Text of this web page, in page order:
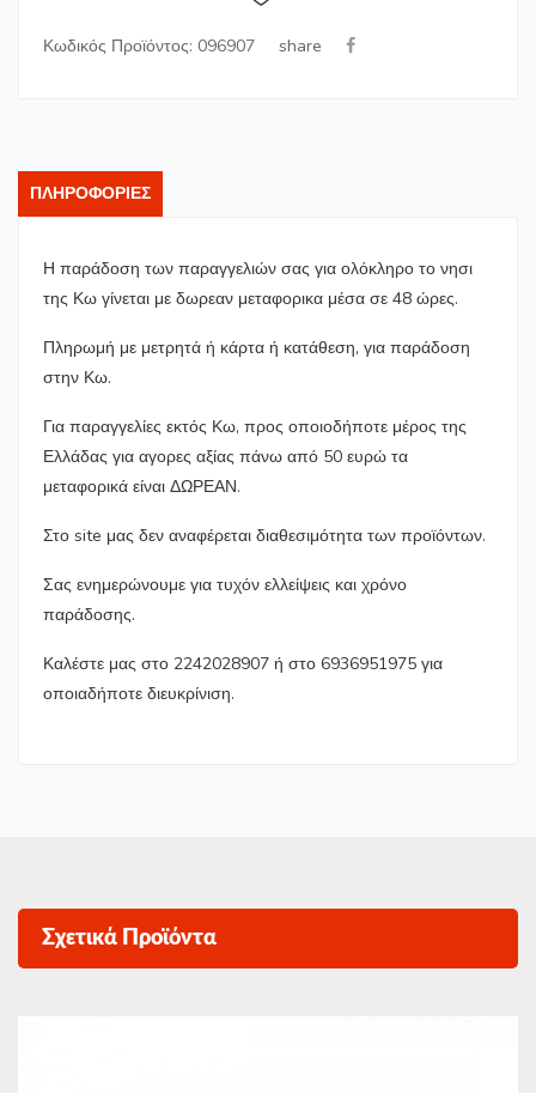
Κωδικός Προϊόντος: 096907 share
ΠΛΗΡΟΦΟΡΊΕΣ
Η παράδοση των παραγγελιών σας για ολόκληρο το νησι
της Κω γίνεται με δωρεαν μεταφορικα μέσα σε 48 ώρες.
Πληρωμή με μετρητά ή κάρτα ή κατάθεση, για παράδοση
στην Κω.
Για παραγγελίες εκτός Κω, προς οποιοδήποτε μέρος της
Ελλάδας για αγορες αξίας πάνω από 50 ευρώ τα
μεταφορικά είναι ΔΩΡΕΑΝ.
Στο site μας δεν αναφέρεται διαθεσιμότητα των προϊόντων.
Σας ενημερώνουμε για τυχόν ελλείψεις και χρόνο
παράδοσης.
Καλέστε μας στο 2242028907 ή στο 6936951975 για
οποιαδήποτε διευκρίνιση.
Σχετικά Προϊόντα